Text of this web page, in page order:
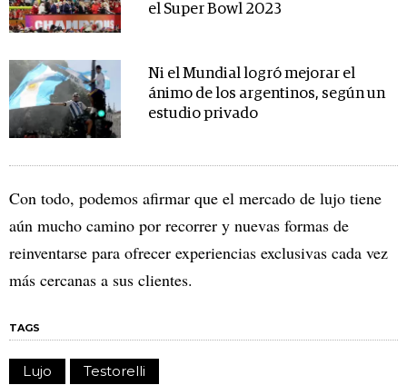
el Super Bowl 2023
Ni el Mundial logró mejorar el
ánimo de los argentinos, según un
estudio privado
Con todo, podemos afirmar que el mercado de lujo tiene
aún mucho camino por recorrer y nuevas formas de
reinventarse para ofrecer experiencias exclusivas cada vez
más cercanas a sus clientes.
TAGS
Lujo Testorelli